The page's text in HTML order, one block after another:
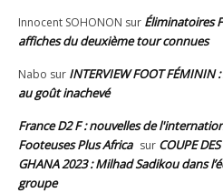
Innocent SOHONON sur Éliminatoires
affiches du deuxième tour connues
Nabo sur INTERVIEW FOOT
au goût inachevé
France D2 F : nouvelles de
Footeuses Plus Africa sur COUPE
GHANA 2023 : Milhad Sadikou dans
groupe